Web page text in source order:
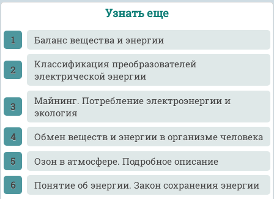
Узнать еще
Баланс вещества и энергии
Классификация преобразователей
электрической энергии
Майнинг. Потребление электроэнергии и
экология
Обмен веществ и энергии в организме человека
Озон в атмосфере. Подробное описание
Понятие об энергии. Закон сохранения энергии